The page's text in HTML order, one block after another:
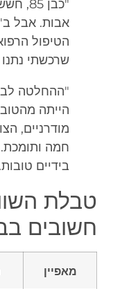
"כבן
אבות. אבל
הטיפול
שרכשתי
הייתה
מודרניים,
חמה ותומכת.
בידיים
טבלת
חשובים
מאפיין